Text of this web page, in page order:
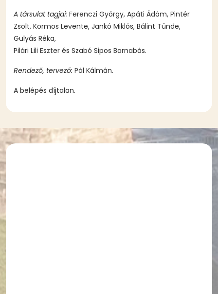
A társulat tagjai: Ferenczi György, Apáti Ádám, Pintér
Zsolt, Kormos Levente, Jankó Miklós, Bálint Tünde,
Gulyás Réka,
Pilári Lili Eszter és Szabó Sipos Barnabás.
Rendező, tervező: Pál Kálmán.
A belépés díjtalan.